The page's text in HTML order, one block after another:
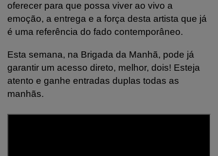
oferecer para que possa viver ao vivo a
emoção, a entrega e a força desta artista que já
é uma referência do fado contemporâneo.
Esta semana, na Brigada da Manhã, pode já
garantir um acesso direto, melhor, dois! Esteja
atento e ganhe entradas duplas todas as
manhãs.